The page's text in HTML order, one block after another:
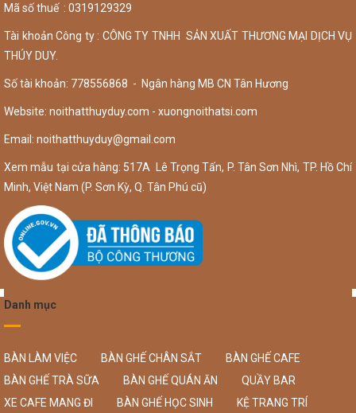
Mã số thuế : 0319129329
Tài khoản Công ty : CÔNG TY TNHH SẢN XUẤT THƯƠNG MẠI DỊCH VỤ
THÚY DUY.
Số tài khoản: 778556868 - Ngân hàng MB CN Tân Hương
Website: noithatthuyduy.com - xuongnoithatsi.com
Email: noithatthuyduy@gmail.com
Xem mẫu tại cửa hàng: 517A Lê Trọng Tấn, P. Tân Sơn Nhì, TP. Hồ Chí
Minh, Việt Nam (P. Sơn Kỳ, Q. Tân Phú cũ)
Danh mục
BÀN LÀM VIỆC BÀN GHẾ CHÂN SẮT
BÀN GHẾ CAFE
BÀN GHẾ TRÀ SỮA
BÀN GHẾ QUÁN ĂN
QUẦY BAR
XE CAFE MANG ĐI
BÀN GHẾ HỌC SINH
KỆ TRANG TRÍ